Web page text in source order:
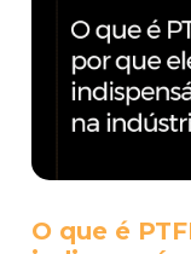
O que é